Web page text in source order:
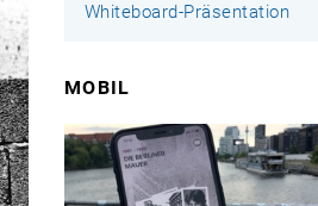
Whiteboard-Präsentation
MOBIL